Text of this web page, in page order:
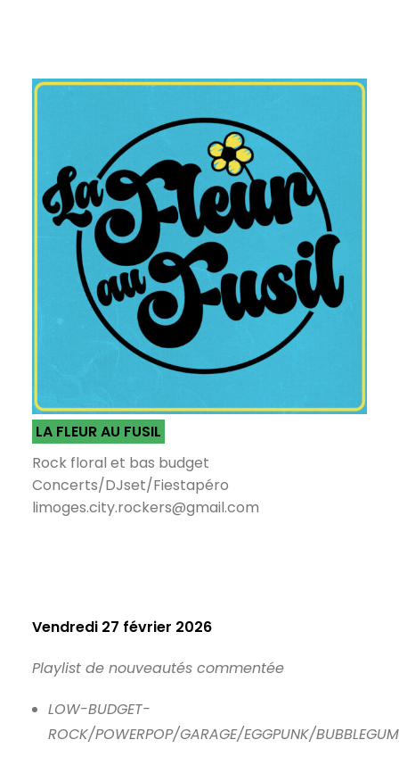
LA FLEUR AU FUSIL
Rock floral et bas budget
Concerts/DJset/Fiestapéro
limoges.city.rockers@gmail.com
Vendredi 27 février 2026
Playlist de nouveautés commentée
LOW-BUDGET-
ROCK/POWERPOP/GARAGE/EGGPUNK/